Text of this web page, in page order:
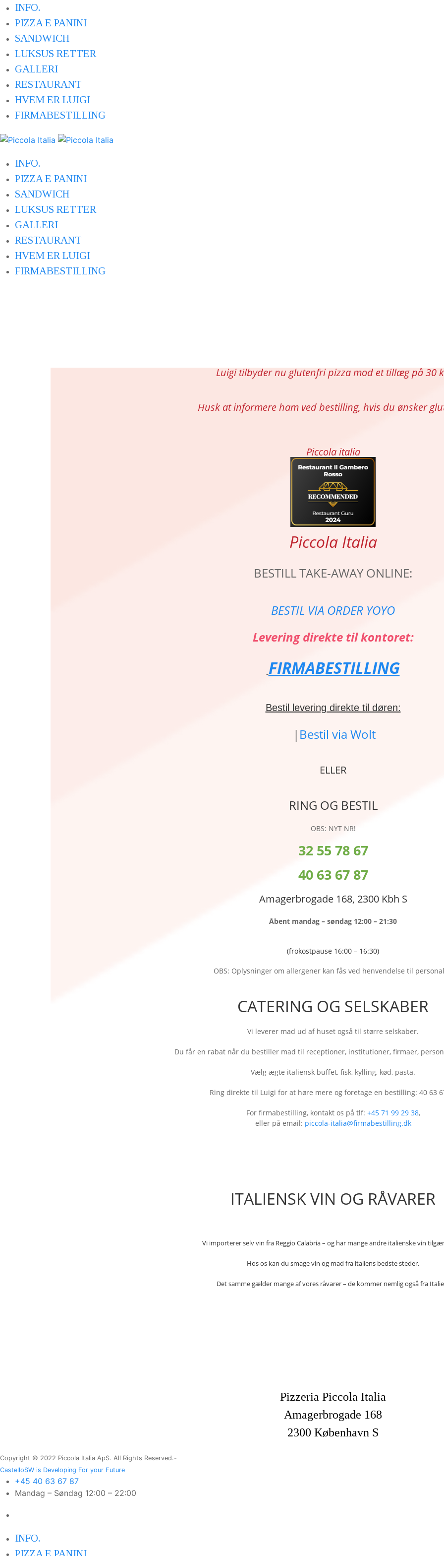
INFO.
PIZZA E PANINI
SANDWICH
LUKSUS RETTER
GALLERI
RESTAURANT
HVEM ER LUIGI
FIRMABESTILLING
INFO.
PIZZA E PANINI
SANDWICH
LUKSUS RETTER
GALLERI
RESTAURANT
HVEM ER LUIGI
FIRMABESTILLING
Luigi tilbyder nu glutenfri pizza mod et tillæg på 30
Husk at informere ham ved bestilling, hvis du ønsker
Piccola italia
Piccola Italia
BESTILL TAKE-AWAY ONLINE:
BESTIL VIA ORDER YOYO
Levering direkte til kontoret:
FIRMABESTILLING
Bestil levering direkte til døren:
| Bestil via Wolt
ELLER
RING OG BESTIL
OBS: NYT NR!
32 55 78 67
40 63 67 87
Amagerbrogade 168, 2300 Kbh S
Åbent mandag – søndag 12:00 – 21:30
(frokostpause 16:00 – 16:30)
OBS: Oplysninger om allergener kan fås ved henvendelse til
CATERING OG SELSKABER
Vi leverer mad ud af huset også til større selskaber.
Du får en rabat når du bestiller mad til receptioner, institutioner, firmaer,
Vælg ægte italiensk buffet, fisk, kylling, kød, pasta.
Ring direkte til Luigi for at høre mere og foretage en bestilling: 40 63
For firmabestilling, kontakt os på tlf: +45 71 99 29 38,
eller på email: piccola-italia@firmabestilling.dk
ITALIENSK VIN OG RÅVARER
Vi importerer selv vin fra Reggio Calabria – og har mange andre italienske vin
Hos os kan du smage vin og mad fra italiens bedste steder.
Det samme gælder mange af vores råvarer – de kommer nemlig også fra
Pizzeria Piccola Italia
Amagerbrogade 168
2300 København S
Copyright © 2022 Piccola Italia ApS. All Rights Reserved.-
CastelloSW is Developing For your Future
+45 40 63 67 87
Mandag – Søndag 12:00 – 22:00
INFO.
PIZZA E PANINI